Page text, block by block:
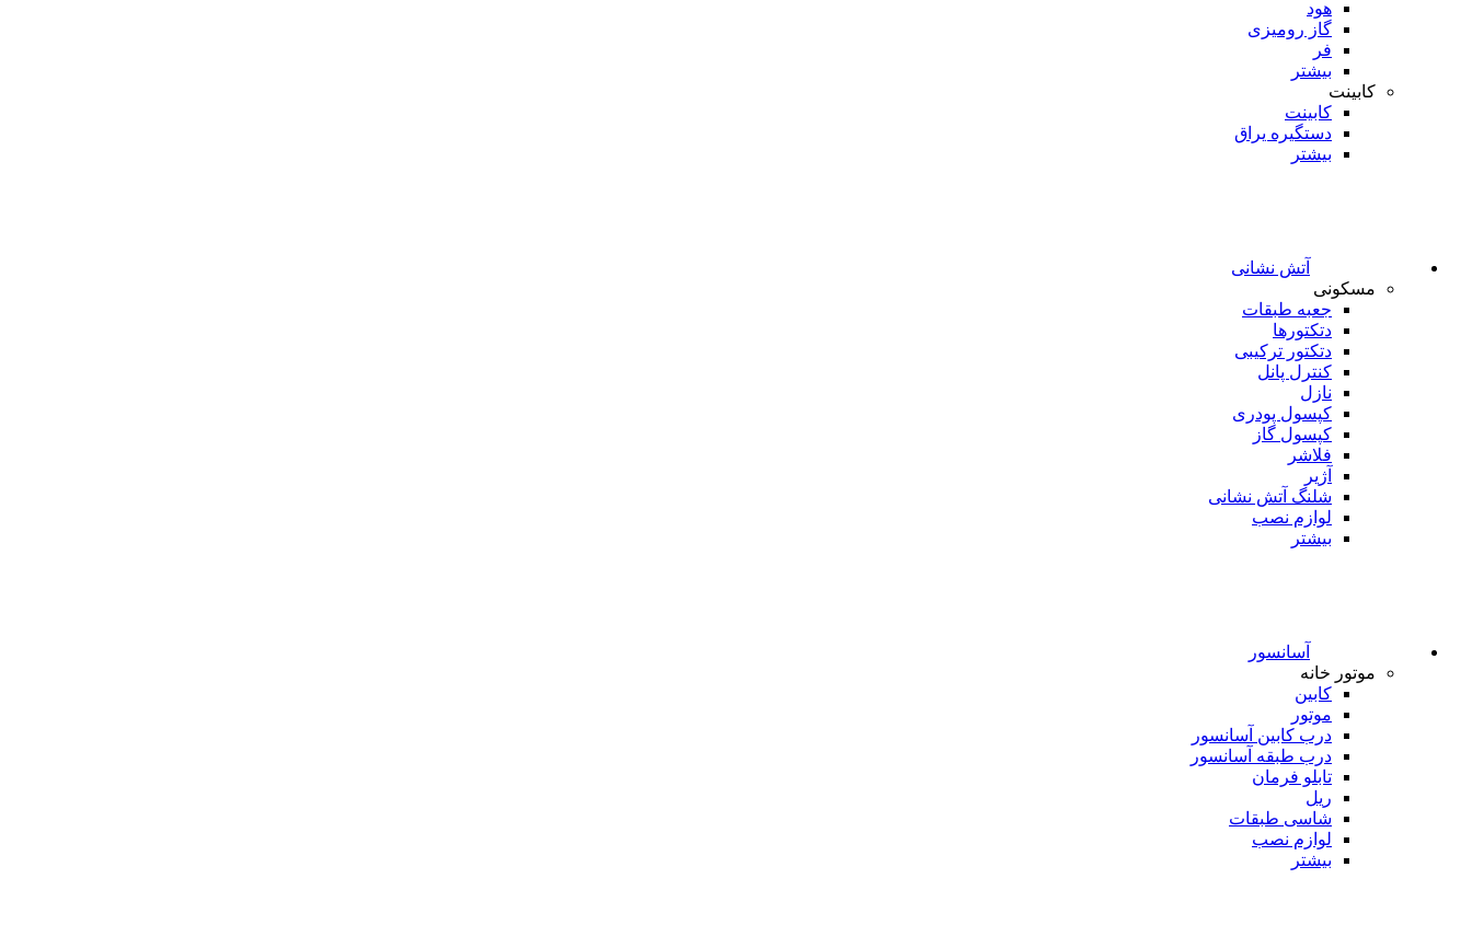
هود
گاز رومیزی
فر
بیشتر
کابینت
کابینت
دستگیره یراق
بیشتر
آتش نشانی
مسکونی
جعبه طبقات
دتکتورها
دتکتور ترکیبی
کنترل پانل
نازل
کپسول پودری
کپسول گاز
فلاشر
آژیر
شلنگ آتش نشانی
لوازم نصب
بیشتر
آسانسور
موتور خانه
کابین
موتور
درب کابین آسانسور
درب طبقه آسانسور
تابلو فرمان
ریل
شاسی طبقات
لوازم نصب
بیشتر